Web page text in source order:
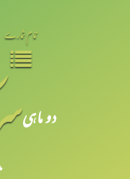
تمام شمارے
دو ماہی